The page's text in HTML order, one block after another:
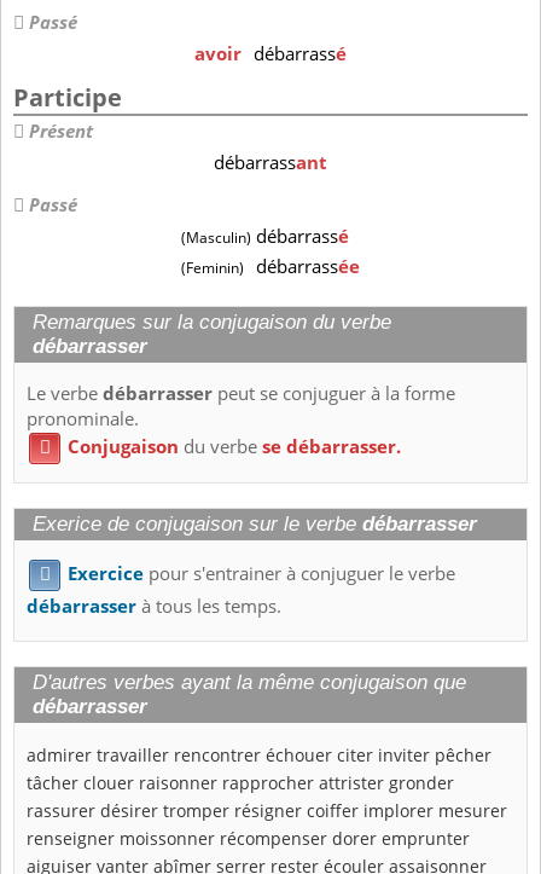
Passé
avoir débarrassé
Participe
Présent
débarrassant
Passé
(Masculin) débarrassé
(Feminin) débarrassée
Remarques sur la conjugaison du verbe
débarrasser
Le verbedébarrasser peut se conjuguer à la forme
pronominale.
 Conjugaison du verbese débarrasser.
Exerice de conjugaison sur le verbe débarrasser
 Exercice pour s'entrainer à conjuguer le verbe
débarrasserà tous les temps.
D'autres verbes ayant la même conjugaison que
débarrasser
admirer travailler rencontrer échouer citer inviter pêcher
tâcher clouer raisonner rapprocher attrister gronder
rassurer désirer tromper résigner coiffer implorer mesurer
renseigner moissonner récompenser dorer emprunter
aiguiser vanter abîmer serrer rester écouler assaisonner